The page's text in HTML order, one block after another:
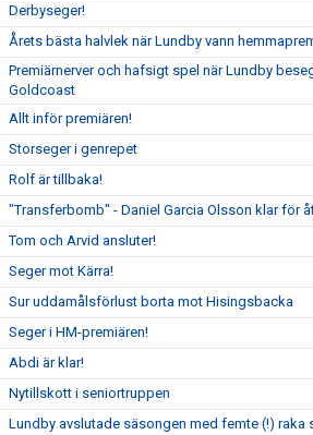
Derbyseger!
Årets bästa halvlek när Lundby vann
Premiärnerver och hafsigt spel när Lundby
Goldcoast
Allt inför premiären!
Storseger i genrepet
Rolf är tillbaka!
"Transferbomb" - Daniel Garcia Olsson klar för
Tom och Arvid ansluter!
Seger mot Kärra!
Sur uddamålsförlust borta mot Hisingsbacka
Seger i HM-premiären!
Abdi är klar!
Nytillskott i seniortruppen
Lundby avslutade säsongen med femte (!) raka